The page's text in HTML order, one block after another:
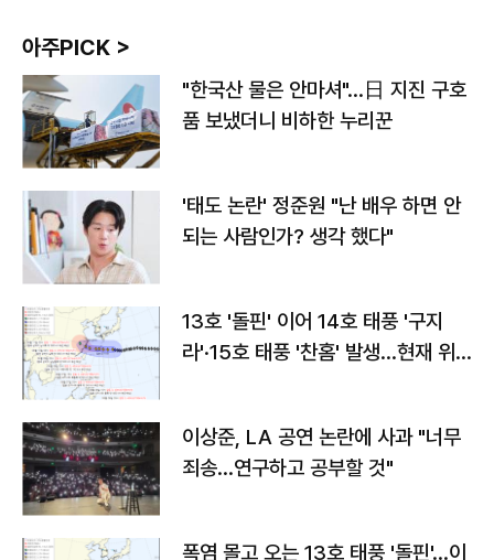
아주PICK >
"한국산 물은 안마셔"…日 지진 구호
품 보냈더니 비하한 누리꾼
'태도 논란' 정준원 "난 배우 하면 안
되는 사람인가? 생각 했다"
13호 '돌핀' 이어 14호 태풍 '구지
라'·15호 태풍 '찬홈' 발생…현재 위
이상준, LA 공연 논란에 사과 "너무
죄송…연구하고 공부할 것"
폭염 몰고 오는 13호 태풍 '돌핀'…이